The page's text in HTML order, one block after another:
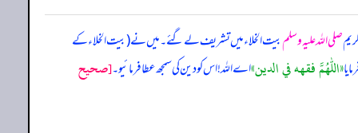
صلی اللہ علیہ وسلمبیت الخلاء میں تشریف لے گئے۔ میں نے (بیت الخلاء کے
«اللهم فقهه في الدين»اے اللہ! اس کو دین کی سمجھ عطا فرمائیو۔[صحيح